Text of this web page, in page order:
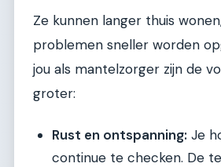
Ze kunnen langer thuis
problemen sneller worden
jou als mantelzorger zijn de
groter:
Rust en ontspanning: Je
continue te checken. De